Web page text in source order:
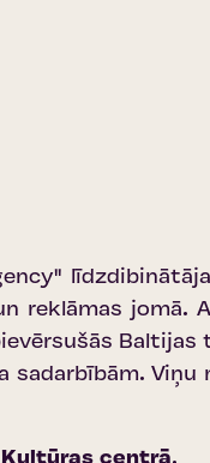
reklāmas jomā.
Baltijas